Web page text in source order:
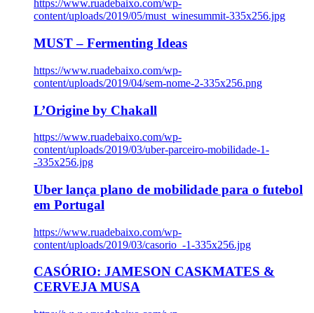
https://www.ruadebaixo.com/wp-
content/uploads/2019/05/must_winesummit-335x256.jpg
MUST – Fermenting Ideas
https://www.ruadebaixo.com/wp-
content/uploads/2019/04/sem-nome-2-335x256.png
L’Origine by Chakall
https://www.ruadebaixo.com/wp-
content/uploads/2019/03/uber-parceiro-mobilidade-1-
-335x256.jpg
Uber lança plano de mobilidade para o futebol
em Portugal
https://www.ruadebaixo.com/wp-
content/uploads/2019/03/casorio_-1-335x256.jpg
CASÓRIO: JAMESON CASKMATES &
CERVEJA MUSA